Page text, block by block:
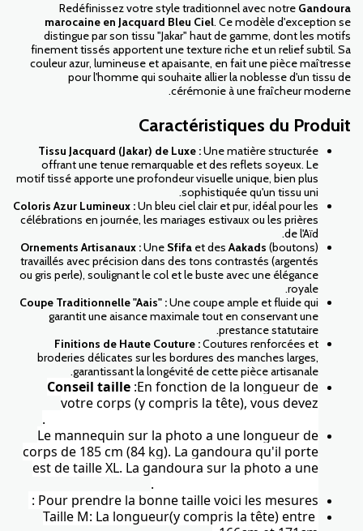
Redéfinissez votre style traditionnel avec notre Gandoura
marocaine en Jacquard Bleu Ciel. Ce modèle d'exception se
distingue par son tissu "Jakar" haut de gamme, dont les motifs
finement tissés apportent une texture riche et un relief subtil. Sa
couleur azur, lumineuse et apaisante, en fait une pièce maîtresse
pour l'homme qui souhaite allier la noblesse d'un tissu de
cérémonie à une fraîcheur moderne.
Caractéristiques du Produit
Tissu Jacquard (Jakar) de Luxe :Une matière structurée
offrant une tenue remarquable et des reflets soyeux. Le
motif tissé apporte une profondeur visuelle unique, bien plus
sophistiquée qu'un tissu uni.
Coloris Azur Lumineux :Un bleu ciel clair et pur, idéal pour les
célébrations en journée, les mariages estivaux ou les prières
de l'Aïd.
Ornements Artisanaux :Une Sfifa et desAakads (boutons)
travaillés avec précision dans des tons contrastés (argentés
ou gris perle), soulignant le col et le buste avec une élégance
royale.
Coupe Traditionnelle "Aais" :Une coupe ample et fluide qui
garantit une aisance maximale tout en conservant une
prestance statutaire.
Finitions de Haute Couture :Coutures renforcées et
broderies délicates sur les bordures des manches larges,
garantissant la longévité de cette pièce artisanale.
Conseil taille :En fonction de la longueur de
votre corps (y compris la tête), vous devez
Le mannequin sur la photo a une longueur de
corps de 185 cm (84 kg). La gandoura qu'il porte
est de taille XL. La gandoura sur la photo a une
Pour prendre la bonne taille voici les mesures :
Taille M: La longueur(y compris la tête) entre